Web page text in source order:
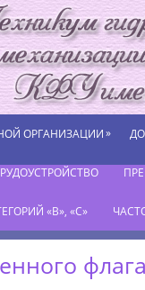
ОРГАНИЗАЦИИ»
«В», «С»